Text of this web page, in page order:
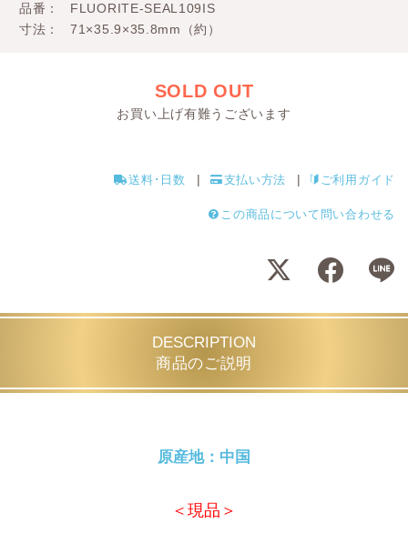
品番
FLUORITE-SEAL109IS
寸法
71×35.9×35.8mm（約）
SOLD OUT
お買い上げ有難うございます
送料･日数 支払い方法 ご利用ガイド
この商品について問い合わせる
DESCRIPTION
商品のご説明
原産地：中国
＜現品＞